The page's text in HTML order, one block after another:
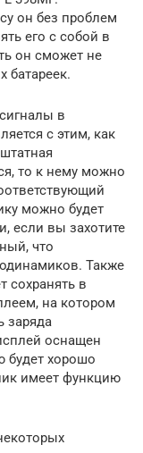
он без проблем
его с собой в
он сможет не
батареек.
в
с этим, как
то к нему можно
можно будет
если вы захотите
что
Также
сохранять в
на котором
заряда
оснащен
будет хорошо
имеет функцию